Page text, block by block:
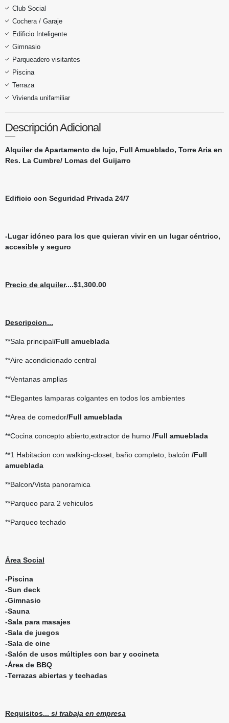
Club Social
Cochera / Garaje
Edificio Inteligente
Gimnasio
Parqueadero visitantes
Piscina
Terraza
Vivienda unifamiliar
Descripción Adicional
Alquiler de Apartamento de lujo, Full Amueblado, Torre Aria en
Res. La Cumbre/ Lomas del Guijarro
Edificio con Seguridad Privada 24/7
-Lugar idóneo para los que quieran vivir en un lugar céntrico,
accesible y seguro
Precio de alquiler....$1,300.00
Descripcion...
**Sala principal/Full amueblada
**Aire acondicionado central
**Ventanas amplias
**Elegantes lamparas colgantes en todos los ambientes
**Area de comedor/Full amueblada
**Cocina concepto abierto,extractor de humo /Full amueblada
**1 Habitacion con walking-closet, baño completo, balcón /Full
amueblada
**Balcon/Vista panoramica
**Parqueo para 2 vehiculos
**Parqueo techado
Área Social
-Piscina
-Sun deck
-Gimnasio
-Sauna
-Sala para masajes
-Sala de juegos
-Sala de cine
-Salón de usos múltiples con bar y cocineta
-Área de BBQ
-Terrazas abiertas y techadas
Requisitos... si trabaja en empresa